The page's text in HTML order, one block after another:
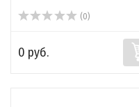
(0)
0 руб.